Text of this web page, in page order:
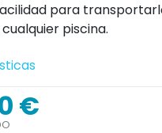
para
piscina.
€